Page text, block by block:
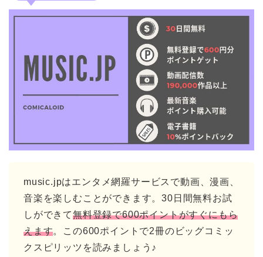
music.jpはエンタメ網羅サービスで動画、漫画、
音楽を楽しむことができます。30日間無料お試
しができて無料登録で600ポイントがすぐにもら
えます。この600ポイントで2冊のビッグコミッ
クスピリッツを読みましょう♪